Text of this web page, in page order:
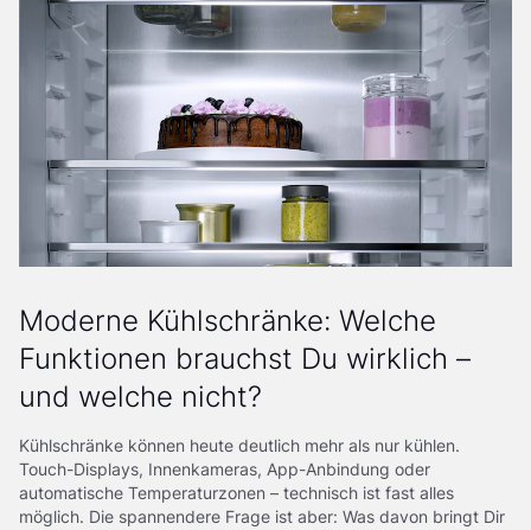
Moderne Kühlschränke: Welche
Funktionen brauchst Du wirklich –
und welche nicht?
Kühlschränke können heute deutlich mehr als nur kühlen.
Touch-Displays, Innenkameras, App-Anbindung oder
automatische Temperaturzonen – technisch ist fast alles
möglich. Die spannendere Frage ist aber: Was davon bringt Dir